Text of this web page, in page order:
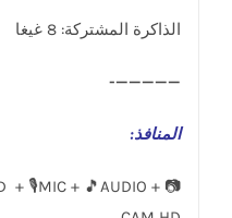
الذاكرة المشتركة: 8 غيغا
—————-
المنافذ:
+ 🎙️MIC + 🎵AUDIO + 📷